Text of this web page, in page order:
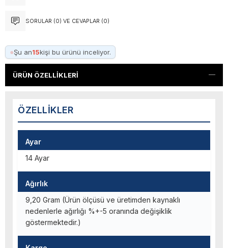
SORULAR (0) VE CEVAPLAR (0)
●Şu an15kişi bu ürünü inceliyor.
ÜRÜN ÖZELLIKLERI
ÖZELLIKLER
Ayar
14 Ayar
Ağırlık
9,20 Gram (Ürün ölçüsü ve üretimden kaynaklı
nedenlerle ağırlığı %+-5 oranında değişiklik
göstermektedir.)